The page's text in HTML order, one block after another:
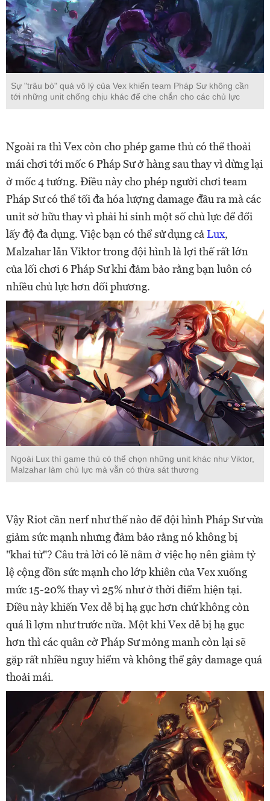
Sự "trâu bò" quá vô lý của Vex khiến team Pháp Sư không cần
tới những unit chống chịu khác để che chắn cho các chủ lực
Ngoài ra thì Vex còn cho phép game thủ có thể thoải
mái chơi tới mốc 6 Pháp Sư ở hàng sau thay vì dừng lại
ở mốc 4 tướng. Điều này cho phép người chơi team
Pháp Sư có thể tối đa hóa lượng damage đầu ra mà các
unit sở hữu thay vì phải hi sinh một số chủ lực để đổi
lấy độ đa dụng. Việc bạn có thể sử dụng cảLux,
Malzahar lẫn Viktor trong đội hình là lợi thế rất lớn
của lối chơi 6 Pháp Sư khi đảm bảo rằng bạn luôn có
nhiều chủ lực hơn đối phương.
Ngoài Lux thì game thủ có thể chọn những unit khác như Viktor,
Malzahar làm chủ lực mà vẫn có thừa sát thương
Vậy Riot cần nerf như thế nào để đội hình Pháp Sư vừa
giảm sức mạnh nhưng đảm bảo rằng nó không bị
"khai tử"? Câu trả lời có lẽ nằm ở việc họ nên giảm tỷ
lệ cộng dồn sức mạnh cho lớp khiên của Vex xuống
mức 15-20% thay vì 25% như ở thời điểm hiện tại.
Điều này khiến Vex dễ bị hạ gục hơn chứ không còn
quá lì lợm như trước nữa. Một khi Vex dễ bị hạ gục
hơn thì các quân cờ Pháp Sư mỏng manh còn lại sẽ
gặp rất nhiều nguy hiểm và không thể gây damage quá
thoải mái.